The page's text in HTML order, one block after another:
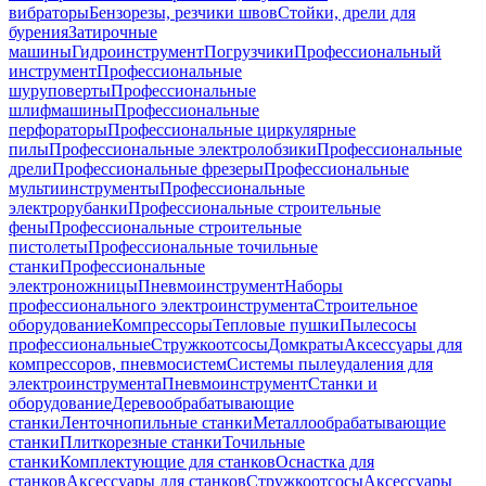
вибраторыБензорезы, резчики швовСтойки, дрели для
буренияЗатирочные
машиныГидроинструментПогрузчикиПрофессиональный
инструментПрофессиональные
шуруповертыПрофессиональные
шлифмашиныПрофессиональные
перфораторыПрофессиональные циркулярные
пилыПрофессиональные электролобзикиПрофессиональные
дрелиПрофессиональные фрезерыПрофессиональные
мультиинструментыПрофессиональные
электрорубанкиПрофессиональные строительные
феныПрофессиональные строительные
пистолетыПрофессиональные точильные
станкиПрофессиональные
электроножницыПневмоинструментНаборы
профессионального электроинструментаСтроительное
оборудованиеКомпрессорыТепловые пушкиПылесосы
профессиональныеСтружкоотсосыДомкратыАксессуары для
компрессоров, пневмосистемСистемы пылеудаления для
электроинструментаПневмоинструментСтанки и
оборудованиеДеревообрабатывающие
станкиЛенточнопильные станкиМеталлообрабатывающие
станкиПлиткорезные станкиТочильные
станкиКомплектующие для станковОснастка для
станковАксессуары для станковСтружкоотсосыАксессуары